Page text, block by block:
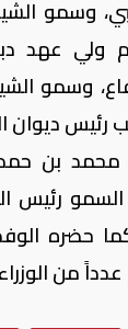
وسمو
ولي عهد
وسمو
رئيس
محمد بن
رئيس
حضره
من